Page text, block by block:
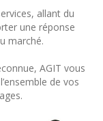
allant du
une réponse
marché.
AGIT vous
de vos